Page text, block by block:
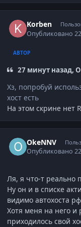
Korben
Опубликовано
АВТОР
27 минут назад,
Хз, попробуй
хост есть
На этом скрине нет
OkeNNV
Опубликовано
Ля, я что-т реально
Ну он и в списке
видимо автохоста
Хотя меня на него
приходилось свой